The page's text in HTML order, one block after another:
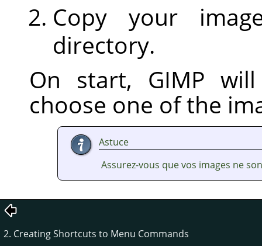
Copy your
directory.
On start, GIMP
choose one of the
Astuce
Assurez-vous que vos images ne
2. Creating Shortcuts to Menu Commands